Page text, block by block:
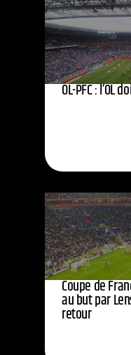
OL-PFC : l’OL
Coupe de
au but par
retour